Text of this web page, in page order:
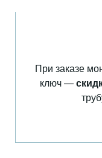
При заказе
ключ —